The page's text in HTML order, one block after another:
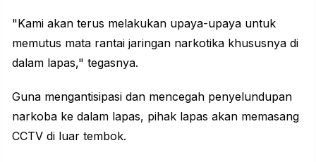
"Kami akan terus melakukan upaya-upaya untuk
memutus mata rantai jaringan narkotika khususnya di
dalam lapas," tegasnya.
Guna mengantisipasi dan mencegah penyelundupan
narkoba ke dalam lapas, pihak lapas akan memasang
CCTV di luar tembok.